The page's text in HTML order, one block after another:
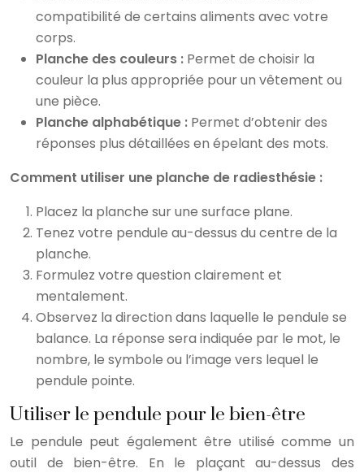
compatibilité de certains aliments avec votre
corps.
Planche des couleurs : Permet de choisir la
couleur la plus appropriée pour un vêtement ou
une pièce.
Planche alphabétique : Permet d’obtenir des
réponses plus détaillées en épelant des mots.
Comment utiliser une planche de radiesthésie :
Placez la planche sur une surface plane.
Tenez votre pendule au-dessus du centre de la
planche.
Formulez votre question clairement et
mentalement.
Observez la direction dans laquelle le pendule se
balance. La réponse sera indiquée par le mot, le
nombre, le symbole ou l’image vers lequel le
pendule pointe.
Utiliser le pendule pour le bien-être
Le pendule peut également être utilisé comme un
outil de bien-être. En le plaçant au-dessus des